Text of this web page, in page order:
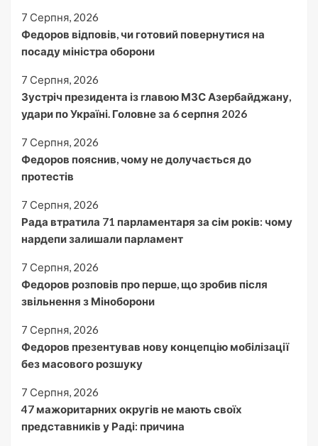
7 Серпня, 2026
Федоров відповів, чи готовий повернутися на
посаду міністра оборони
7 Серпня, 2026
Зустріч президента із главою МЗС Азербайджану,
удари по Україні. Головне за 6 серпня 2026
7 Серпня, 2026
Федоров пояснив, чому не долучається до
протестів
7 Серпня, 2026
Рада втратила 71 парламентаря за сім років: чому
нардепи залишали парламент
7 Серпня, 2026
Федоров розповів про перше, що зробив після
звільнення з Міноборони
7 Серпня, 2026
Федоров презентував нову концепцію мобілізації
без масового розшуку
7 Серпня, 2026
47 мажоритарних округів не мають своїх
представників у Раді: причина